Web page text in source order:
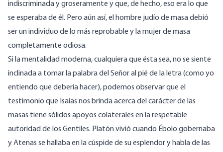
indiscriminada y groseramente y que, de hecho, eso era lo que
se esperaba de él. Pero aún así, el hombre judío de masa debió
ser un individuo de lo más reprobable y la mujer de masa
completamente odiosa.
Si la mentalidad moderna, cualquiera que ésta sea, no se siente
inclinada a tomar la palabra del Señor al pié de la letra (como yo
entiendo que debería hacer), podemos observar que el
testimonio que Isaías nos brinda acerca del carácter de las
masas tiene sólidos apoyos colaterales en la respetable
autoridad de los Gentiles. Platón vivió cuando Ébolo gobernaba
y Atenas se hallaba en la cúspide de su esplendor y habla de las